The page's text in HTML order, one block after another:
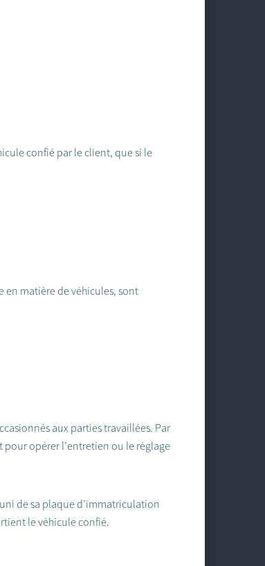
confié par le client, que si le
en matière de véhicules, sont
aux parties travaillées. Par
opérer l’entretien ou le réglage
de sa plaque d’immatriculation
le véhicule confié.